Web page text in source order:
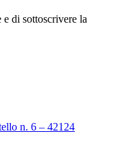
di sottoscrivere la
n. 6 – 42124